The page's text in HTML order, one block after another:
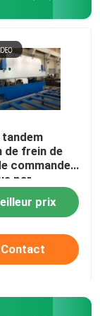
numérique
tandem
de frein de
commande
par
de 500 Ton
prix
Contact